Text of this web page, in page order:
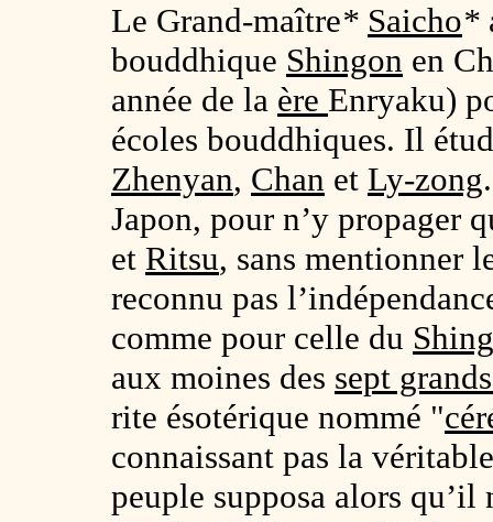
Le Grand-maître* Saicho*
bouddhique Shingon en
année de la ère Enryaku)
écoles bouddhiques. Il
Zhenyan, Chan et Ly-zong
Japon, pour n’y propager
et Ritsu, sans mentionner
reconnu pas
comme pour celle du
aux moines des sept
rite ésotérique nommé "
connaissant pas la
peuple supposa alors